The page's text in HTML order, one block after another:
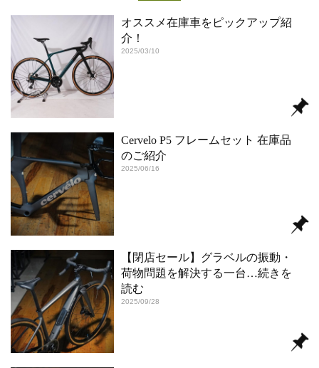
オススメ在庫車をピックアップ紹
介！
2025/03/10
Cervelo P5 フレームセット 在庫品
のご紹介
2025/06/16
【閉店セール】グラベルの振動・
荷物問題を解決する一台 …続きを
読む
2025/09/28